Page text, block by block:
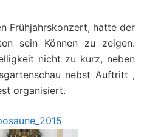
Frühjahrskonzert, hatte der
sein Können zu zeigen.
nicht zu kurz, neben
nebst Auftritt ,
organisiert.